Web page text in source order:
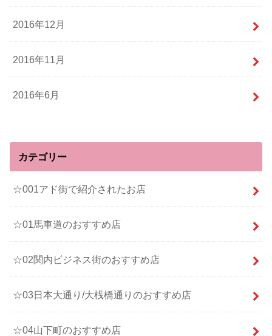
2016年12月
2016年11月
2016年6月
カテゴリー
☆001アド街で紹介されたお店
☆01馬車道のおすすめ店
☆02関内ビジネス街のおすすめ店
☆03日本大通り/大桟橋通りのおすすめ店
☆04山下町のおすすめ店